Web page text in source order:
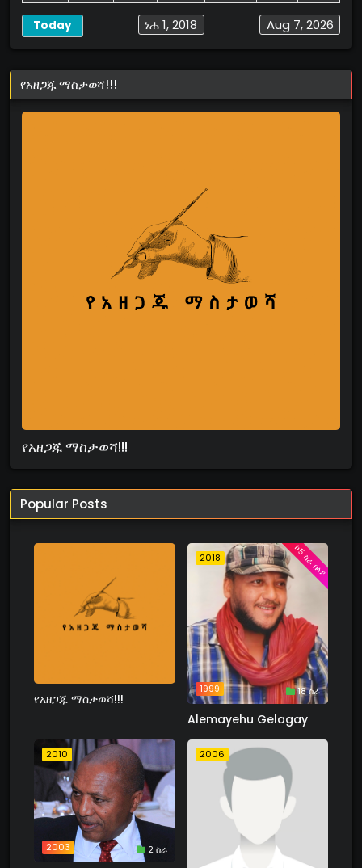
Aug 7, 2026
ነሐ 1, 2018
Today
የአዘጋጁ ማስታወሻ!!!
የአዘጋጁ ማስታወሻ!!!
Popular Posts
የአዘጋጁ ማስታወሻ!!!
2018
1999 18 ስራ
ከ5 ስራ በላይ
Alemayehu Gelagay
2010
2003 2 ስራ
2006